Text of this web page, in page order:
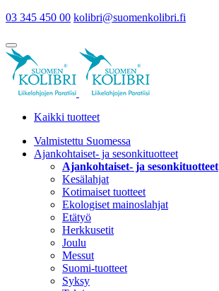
03 345 450 00 kolibri@suomenkolibri.fi
Kaikki tuotteet
Valmistettu Suomessa
Ajankohtaiset- ja sesonkituotteet
Ajankohtaiset- ja sesonkituotteet
Kesälahjat
Kotimaiset tuotteet
Ekologiset mainoslahjat
Etätyö
Herkkusetit
Joulu
Messut
Suomi-tuotteet
Syksy